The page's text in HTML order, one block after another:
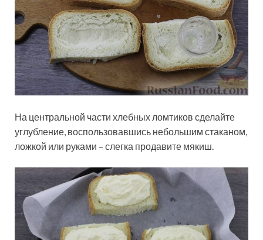
На центральной части хлебных ломтиков сделайте
углубление, воспользовавшись небольшим стаканом,
ложкой или руками – слегка продавите мякиш.